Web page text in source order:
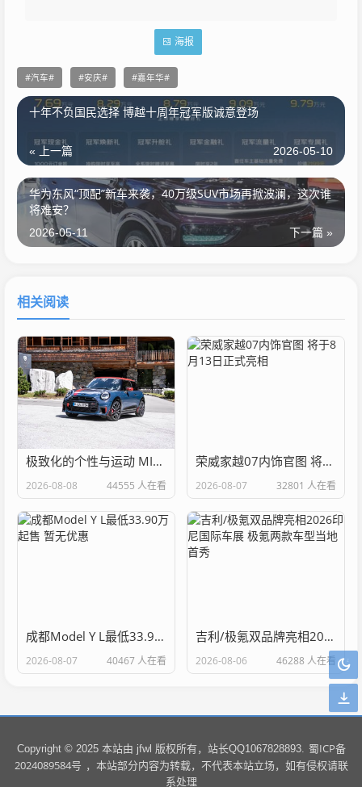
海报
汽车 安庆 嘉年华
十年不负国民选择 博越十周年冠军版诚意登场
« 上一篇 2026-05-10
华为东风“顶配”新车来袭，40万级SUV市场再掀波澜，这次谁
将难安？
下一篇 »
2026-05-11
相关阅读
极致化的个性与运动 MINI JCW新套件官图
2026-08-08 44555 人在看
荣威家越07内饰官图 将于8月13日正式亮相
2026-08-07 32801 人在看
成都Model Y L最低33.90万起售 暂无优惠
2026-08-07 40467 人在看
吉利/极氪双品牌亮相2026印尼国际车展 极氪两款车型当地首秀
2026-08-06 46288 人在看
Copyright © 2025 本站由 jfwl 版权所有，站长QQ1067828893.
蜀ICP备
2024089584号 ，本站部分内容为转载，不代表本站立场，如有侵权请联
系处理